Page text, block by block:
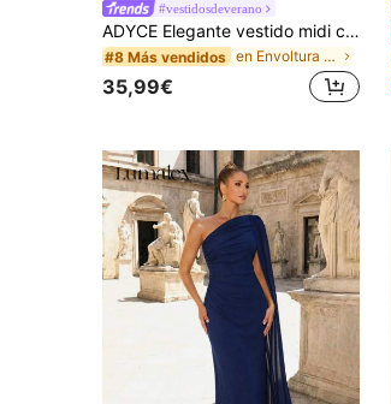
#vestidosdeverano
ADYCE Elegante vestido midi ceñido con hombros descubiertos, espalda descubierta, fruncido, dobladillo cruzado, abertura alta y cintura marcada para baile de graduación, fiesta de cumpleaños, cita nocturna, fiesta de bienvenida, boda y otoño
#8 Más vendidos en Envoltura Ropa de fiesta para mujer
35,99€